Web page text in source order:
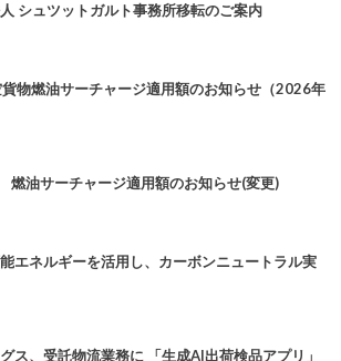
シュツットガルト事務所移転のご案内
物燃油サーチャージ適用額のお知らせ（2026年
油サーチャージ適用額のお知らせ(変更)
エネルギーを活用し、カーボンニュートラル実
ス、受託物流業務に 「生成AI出荷検品アプリ」